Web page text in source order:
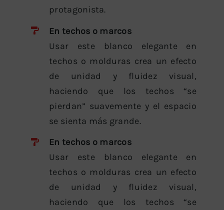
protagonista.
En techos o marcos
Usar este blanco elegante en
techos o molduras crea un efecto
de unidad y fluidez visual,
haciendo que los techos “se
pierdan” suavemente y el espacio
se sienta más grande.
En techos o marcos
Usar este blanco elegante en
techos o molduras crea un efecto
de unidad y fluidez visual,
haciendo que los techos “se